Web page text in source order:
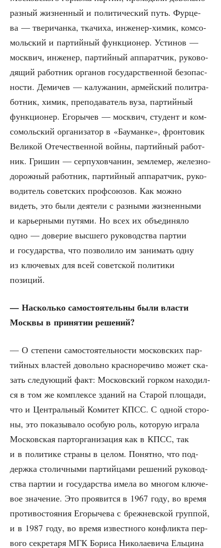
раз­ный жиз­нен­ный и поли­ти­че­ский путь. Фур­це­
ва — тве­ри­чан­ка, тка­чи­ха, инже­нер-химик, ком­со­
моль­ский и пар­тий­ный функ­ци­о­нер. Усти­нов —
моск­вич, инже­нер, пар­тий­ный аппа­рат­чик, руко­во­
дя­щий работ­ник орга­нов госу­дар­ствен­ной без­опас­
но­сти. Деми­чев — калу­жа­нин, армей­ский полит­ра­
бот­ник, химик, пре­по­да­ва­тель вуза, пар­тий­ный
функ­ци­о­нер. Его­ры­чев — моск­вич, сту­дент и ком­
со­моль­ский орга­ни­за­тор в «Бау­ман­ке», фрон­то­вик
Вели­кой Оте­че­ствен­ной вой­ны, пар­тий­ный работ­
ник. Гри­шин — сер­пу­хов­ча­нин, зем­ле­мер, желез­но­
до­рож­ный работ­ник, пар­тий­ный аппа­рат­чик, руко­
во­ди­тель совет­ских проф­со­ю­зов. Как мож­но
видеть, это были дея­те­ли с раз­ны­ми жиз­нен­ны­ми
и карьер­ны­ми путя­ми. Но всех их объ­еди­ня­ло
одно — дове­рие выс­ше­го руко­вод­ства пар­тии
и госу­дар­ства, что поз­во­ли­ло им зани­мать одну
из клю­че­вых для всей совет­ской поли­ти­ки
позиций.
— Насколь­ко само­сто­я­тель­ны были вла­сти
Моск­вы в при­ня­тии решений?
— О сте­пе­ни само­сто­я­тель­но­сти мос­ков­ских пар­
тий­ных вла­стей доволь­но крас­но­ре­чи­во может ска­
зать сле­ду­ю­щий факт: Мос­ков­ский гор­ком нахо­дил­
ся в том же ком­плек­се зда­ний на Ста­рой пло­ща­ди,
что и Цен­траль­ный Коми­тет КПСС. С одной сто­ро­
ны, это пока­зы­ва­ло осо­бую роль, кото­рую игра­ла
Мос­ков­ская парт­ор­га­ни­за­ция как в КПСС, так
и в поли­ти­ке стра­ны в целом. Понят­но, что под­
держ­ка сто­лич­ны­ми пар­тий­ца­ми реше­ний руко­вод­
ства пар­тии и госу­дар­ства име­ла во мно­гом клю­че­
вое зна­че­ние. Это про­явит­ся в 1967 году, во вре­мя
про­ти­во­сто­я­ния Его­ры­че­ва с бреж­нев­ской груп­пой,
и в 1987 году, во вре­мя извест­но­го кон­флик­та пер­
во­го сек­ре­та­ря МГК Бори­са Нико­ла­е­ви­ча Ель­ци­на